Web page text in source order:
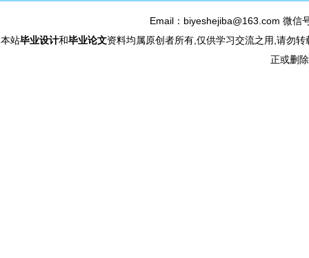
Email：biyeshejiba@163.com 微
本站毕业设计和毕业论文资料均属原创者所有,仅供学习交流之用,请勿
正或删